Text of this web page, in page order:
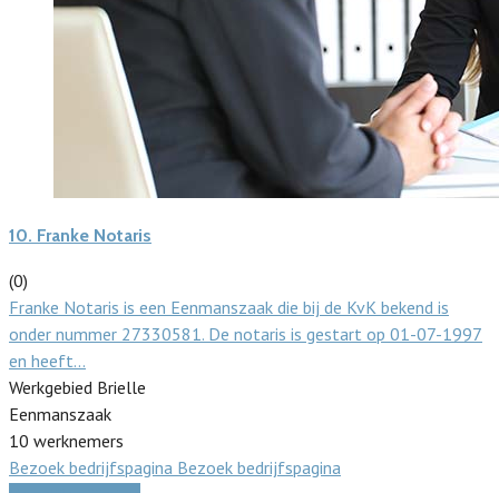
10. Franke Notaris
(0)
Franke Notaris is een Eenmanszaak die bij de KvK bekend is
onder nummer 27330581. De notaris is gestart op 01-07-1997
en heeft…
Werkgebied Brielle
Eenmanszaak
10 werknemers
Bezoek bedrijfspagina Bezoek bedrijfspagina